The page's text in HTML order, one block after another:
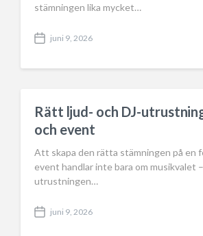
stämningen lika mycket…
P
s
a
t
e
juni 9, 2026
Rätt ljud- och DJ-
och event
Att skapa den rätta stämningen på en
event handlar inte bara om musikvalet
utrustningen…
P
juni 9, 2026